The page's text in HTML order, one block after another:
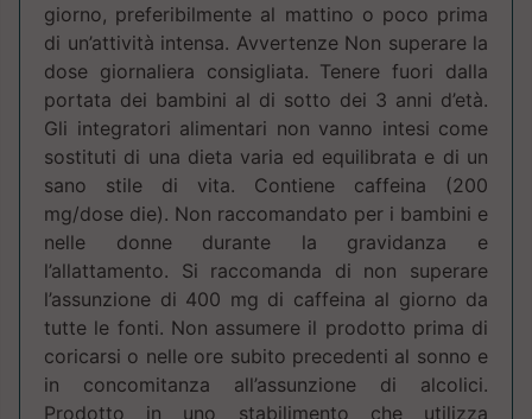
giorno, preferibilmente al mattino o poco prima
di un’attività intensa. Avvertenze Non superare la
dose giornaliera consigliata. Tenere fuori dalla
portata dei bambini al di sotto dei 3 anni d’età.
Gli integratori alimentari non vanno intesi come
sostituti di una dieta varia ed equilibrata e di un
sano stile di vita. Contiene caffeina (200
mg/dose die). Non raccomandato per i bambini e
nelle donne durante la gravidanza e
l’allattamento. Si raccomanda di non superare
l’assunzione di 400 mg di caffeina al giorno da
tutte le fonti. Non assumere il prodotto prima di
coricarsi o nelle ore subito precedenti al sonno e
in concomitanza all’assunzione di alcolici.
Prodotto in uno stabilimento che utilizza